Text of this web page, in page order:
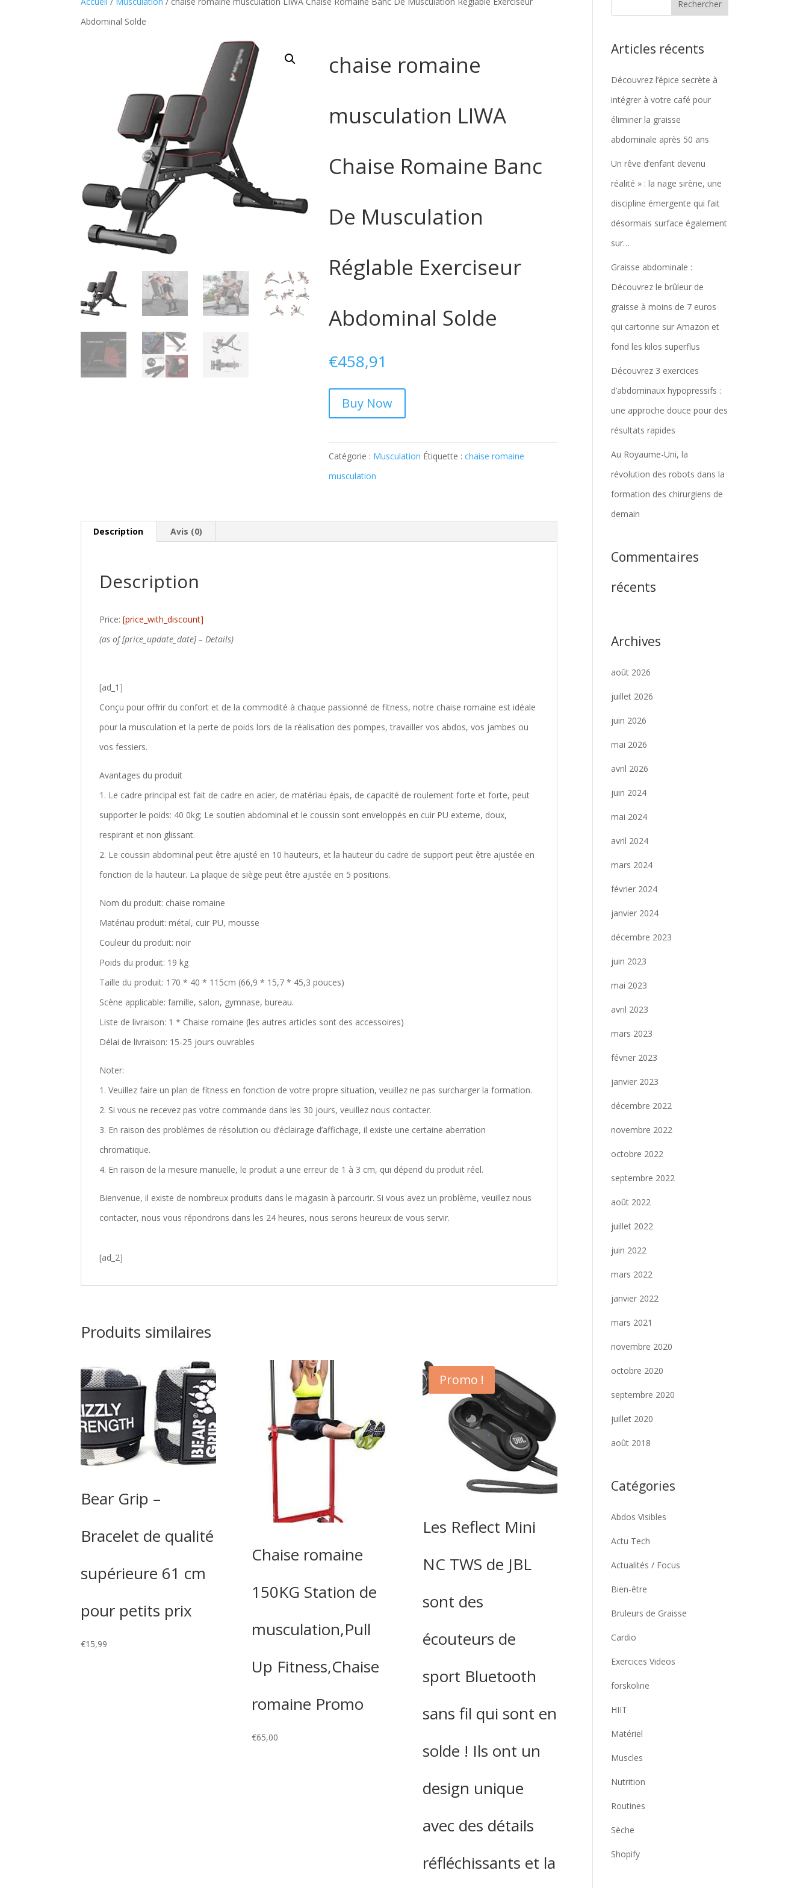
Abdominal Solde
chaise romaine
musculation LIWA
Chaise Romaine Banc
De Musculation
Réglable Exerciseur
Abdominal Solde
€458,91
Buy Now
Catégorie : Musculation Étiquette :chaise romaine
musculation
Description Avis (0)
Description
Price:[price_with_discount]
(as of [price_update_date] –Details)
[ad_1]
Conçu pour offrir du confort et de la commodité à chaque passionné de fitness, notre chaise romaine est idéale
pour la musculation et la perte de poids lors de la réalisation des pompes, travailler vos abdos, vos jambes ou
vos fessiers.
Avantages du produit
1. Le cadre principal est fait de cadre en acier, de matériau épais, de capacité de roulement forte et forte, peut
supporter le poids: 40 0kg; Le soutien abdominal et le coussin sont enveloppés en cuir PU externe, doux,
respirant et non glissant.
2. Le coussin abdominal peut être ajusté en 10 hauteurs, et la hauteur du cadre de support peut être ajustée en
fonction de la hauteur. La plaque de siège peut être ajustée en 5 positions.
Nom du produit: chaise romaine
Matériau produit: métal, cuir PU, mousse
Couleur du produit: noir
Poids du produit: 19 kg
Taille du produit: 170 * 40 * 115cm (66,9 * 15,7 * 45,3 pouces)
Scène applicable: famille, salon, gymnase, bureau.
Liste de livraison: 1 * Chaise romaine (les autres articles sont des accessoires)
Délai de livraison: 15-25 jours ouvrables
Noter:
1. Veuillez faire un plan de fitness en fonction de votre propre situation, veuillez ne pas surcharger la formation.
2. Si vous ne recevez pas votre commande dans les 30 jours, veuillez nous contacter.
3. En raison des problèmes de résolution ou d’éclairage d’affichage, il existe une certaine aberration
chromatique.
4. En raison de la mesure manuelle, le produit a une erreur de 1 à 3 cm, qui dépend du produit réel.
Bienvenue, il existe de nombreux produits dans le magasin à parcourir. Si vous avez un problème, veuillez nous
contacter, nous vous répondrons dans les 24 heures, nous serons heureux de vous servir.
[ad_2]
Produits similaires
Bear Grip –
Bracelet de qualité
supérieure 61 cm
pour petits prix
€15,99
Chaise romaine
150KG Station de
musculation,Pull
Up Fitness,Chaise
romaine Promo
€65,00
Promo !
Les Reflect Mini
NC TWS de JBL
sont des
écouteurs de
sport Bluetooth
sans fil qui sont en
solde ! Ils ont un
design unique
avec des détails
réfléchissants et la
Articles récents
Découvrez l’épice secrète à
intégrer à votre café pour
éliminer la graisse
abdominale après 50 ans
Un rêve d’enfant devenu
réalité » : la nage sirène, une
discipline émergente qui fait
désormais surface également
sur…
Graisse abdominale :
Découvrez le brûleur de
graisse à moins de 7 euros
qui cartonne sur Amazon et
fond les kilos superflus
Découvrez 3 exercices
d’abdominaux hypopressifs :
une approche douce pour des
résultats rapides
Au Royaume-Uni, la
révolution des robots dans la
formation des chirurgiens de
demain
Commentaires
récents
Archives
août 2026
juillet 2026
juin 2026
mai 2026
avril 2026
juin 2024
mai 2024
avril 2024
mars 2024
février 2024
janvier 2024
décembre 2023
juin 2023
mai 2023
avril 2023
mars 2023
février 2023
janvier 2023
décembre 2022
novembre 2022
octobre 2022
septembre 2022
août 2022
juillet 2022
juin 2022
mars 2022
janvier 2022
mars 2021
novembre 2020
octobre 2020
septembre 2020
juillet 2020
août 2018
Catégories
Abdos Visibles
Actu Tech
Actualités / Focus
Bien-être
Bruleurs de Graisse
Cardio
Exercices Videos
forskoline
HIIT
Matériel
Muscles
Nutrition
Routines
Sèche
Shopify